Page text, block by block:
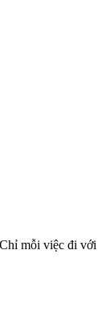
mỗi việc đi với